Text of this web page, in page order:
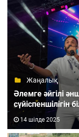
Жаңалық
Әлемге әйгілі
сүйіспеншілігін
14 шілде 2025